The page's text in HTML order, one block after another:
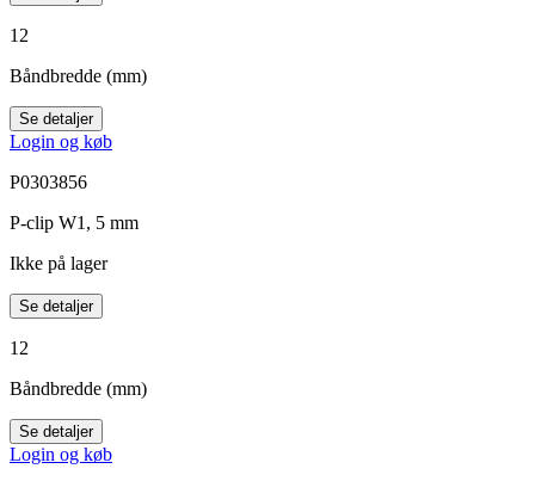
12
Båndbredde (mm)
Se detaljer
Login og køb
P0303856
P-clip W1, 5 mm
Ikke på lager
Se detaljer
12
Båndbredde (mm)
Se detaljer
Login og køb